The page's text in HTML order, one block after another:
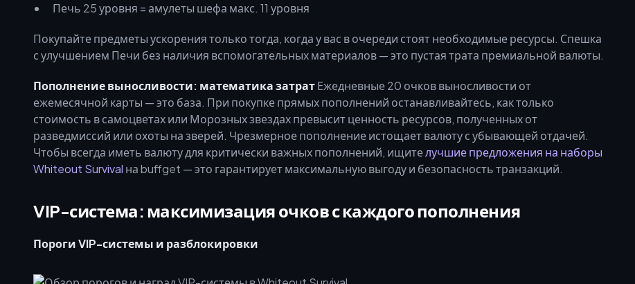
Печь 25 уровня = амулеты шефа макс. 11 уровня
Покупайте предметы ускорения только тогда, когда у вас в очереди стоят необходимые ресурсы. Спешка
с улучшением Печи без наличия вспомогательных материалов — это пустая трата премиальной валюты.
Пополнение выносливости: математика затратЕжедневные 20 очков выносливости от
ежемесячной карты — это база. При покупке прямых пополнений останавливайтесь, как только
стоимость в самоцветах или Морозных звездах превысит ценность ресурсов, полученных от
разведмиссий или охоты на зверей. Чрезмерное пополнение истощает валюту с убывающей отдачей.
Чтобы всегда иметь валюту для критически важных пополнений, ищителучшие предложения на наборы
Whiteout Survival на buffget — это гарантирует максимальную выгоду и безопасность транзакций.
VIP-система: максимизация очков с каждого пополнения
Пороги VIP-системы и разблокировки